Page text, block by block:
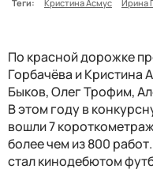
Теги:
Кристина Асмус Ирина
По красной дорожке
Горбачёва и Кристина
Быков, Олег Трофим,
В этом году в
вошли 7
более чем из 800
стал кинодебютом